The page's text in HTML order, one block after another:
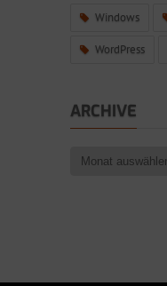
Windows
WordPress
ARCHIVE